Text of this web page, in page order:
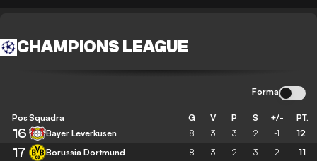
CHAMPIONS LEAGUE
Forma
Pos Squadra G V P S +/- PT.
16 Bayer Leverkusen 8 3 3 2 -1 12
17 Borussia Dortmund 8 3 2 3 2 11